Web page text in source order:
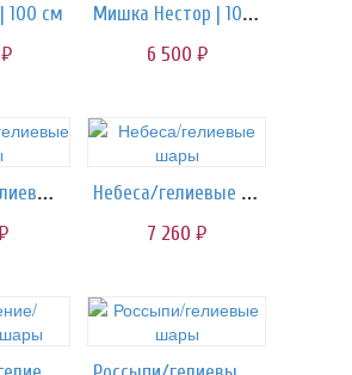
100 см
руб.
Мишка Нестор | 105 см
6 500 руб.
На хайпе)/гелиевые шары Небеса/гелиевые шары
7 260 руб.